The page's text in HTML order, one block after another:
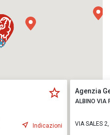
Indicazioni
Agenzia
ALBINO VIA
VIA SALES